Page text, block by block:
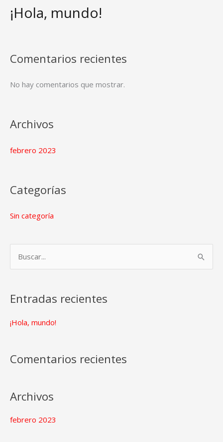
¡Hola, mundo!
Comentarios recientes
No hay comentarios que mostrar.
Archivos
febrero 2023
Categorías
Sin categoría
c
a
o
Entradas recientes
¡Hola, mundo!
Comentarios recientes
Archivos
febrero 2023